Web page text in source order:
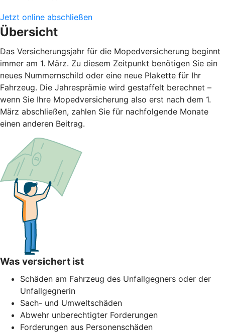
Jetzt online abschließen
Übersicht
Das Versicherungsjahr für die Mopedversicherung beginnt
immer am 1. März. Zu diesem Zeitpunkt benötigen Sie ein
neues Nummernschild oder eine neue Plakette für Ihr
Fahrzeug. Die Jahresprämie wird gestaffelt berechnet –
wenn Sie Ihre Mopedversicherung also erst nach dem 1.
März abschließen, zahlen Sie für nachfolgende Monate
einen anderen Beitrag.
Was versichert ist
Schäden am Fahrzeug des Unfallgegners oder der
Unfallgegnerin
Sach- und Umweltschäden
Abwehr unberechtigter Forderungen
Forderungen aus Personenschäden